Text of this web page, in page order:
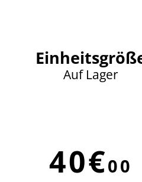
Auf Lager
40€00